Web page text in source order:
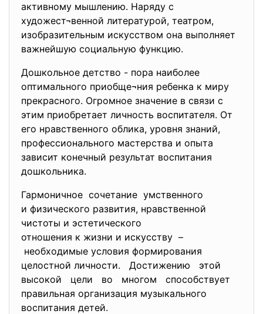
активному мышлению. Наряду с
художест¬венной литературой, театром,
изобразительным искусством она выполняет
важнейшую социальную функцию.
Дошкольное детство - пора наиболее
оптимального приобще¬ния ребенка к миру
прекрасного. Огромное значение в связи с
этим приобретает личность воспитателя. От
его нравственного облика, уровня знаний,
профессионального мастерства и опыта
зависит конечный результат воспитания
дошкольника.
Гармоничное сочетание умственного
и физического развития, нравственной
чистоты и эстетического
отношения к жизни и искусству –
необходимые условия формирования
целостной личности. Достижению этой
высокой цели во многом способствует
правильная организация музыкального
воспитания детей.